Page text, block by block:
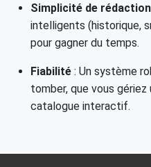
Simplicité de rédaction
intelligents (historique,
pour gagner du temps.
Fiabilité : Un système
tomber, que vous gériez
catalogue interactif.